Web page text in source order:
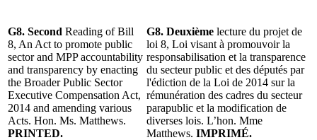
G8. Second Reading of Bill
8, An Act to promote public
sector and MPP accountability
and transparency by enacting
the Broader Public Sector
Executive Compensation Act,
2014 and amending various
Acts. Hon. Ms. Matthews.
PRINTED.
G8. Deuxième lecture du projet de
loi 8, Loi visant à promouvoir la
responsabilisation et la transparence
du secteur public et des députés par
l'édiction de la Loi de 2014 sur la
rémunération des cadres du secteur
parapublic et la modification de
diverses lois. L’hon. Mme
Matthews. IMPRIMÉ.